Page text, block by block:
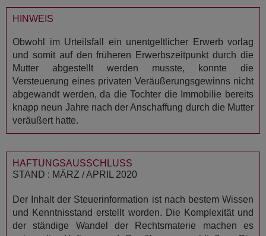
HINWEIS
Obwohl im Urteilsfall ein unentgeltlicher Erwerb vorlag
und somit auf den früheren Erwerbszeitpunkt durch die
Mutter abgestellt werden musste, konnte die
Versteuerung eines privaten Veräußerungsgewinns nicht
abgewandt werden, da die Tochter die Immobilie bereits
knapp neun Jahre nach der Anschaffung durch die Mutter
veräußert hatte.
HAFTUNGSAUSSCHLUSS
STAND : MÄRZ / APRIL 2020
Der Inhalt der Steuerinformation ist nach bestem Wissen
und Kenntnisstand erstellt worden. Die Komplexität und
der ständige Wandel der Rechtsmaterie machen es